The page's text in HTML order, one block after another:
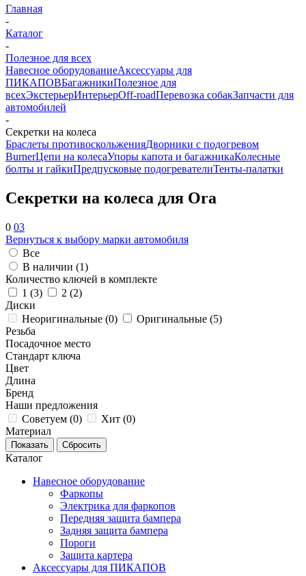
Главная
-
Каталог
-
Полезное для всех
Навесное оборудованиеАксессуары для
ПИКАПОВБагажникиПолезное для
всехЭкстерьерИнтерьерOff-roadПеревозка собакЗапчасти для
автомобилей
-
Секретки на колеса
Браслеты противоскольженияДворники с подогревом
BurnerЦепи на колесаУпоры капота и багажникаКолесные
болты и гайкиПредпусковые подогревателиТенты-палатки
Секретки на колеса для Ora
0 03
Вернуться к выбору марки автомобиля
Все
В наличии (1)
Количество ключей в комплекте
1 (3) 2 (2)
Диски
Неоригинальные (0) Оригинальные (5)
Резьба
Посадочное место
Стандарт ключа
Цвет
Длина
Бренд
Наши предложения
Советуем (0) Хит (0)
Материал
Каталог
Навесное оборудование
Фаркопы
Электрика для фаркопов
Передняя защита бампера
Задняя защита бампера
Пороги
Защита картера
Аксессуары для ПИКАПОВ